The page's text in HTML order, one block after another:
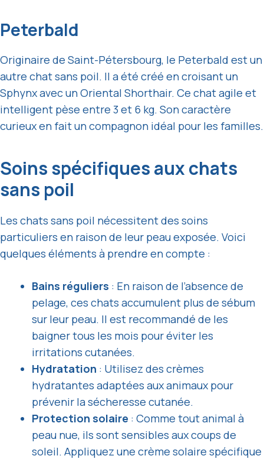
Peterbald
Originaire de Saint-Pétersbourg, le Peterbald est un
autre chat sans poil. Il a été créé en croisant un
Sphynx avec un Oriental Shorthair. Ce chat agile et
intelligent pèse entre 3 et 6 kg. Son caractère
curieux en fait un compagnon idéal pour les familles.
Soins spécifiques aux chats
sans poil
Les chats sans poil nécessitent des soins
particuliers en raison de leur peau exposée. Voici
quelques éléments à prendre en compte :
Bains réguliers : En raison de l’absence de
pelage, ces chats accumulent plus de sébum
sur leur peau. Il est recommandé de les
baigner tous les mois pour éviter les
irritations cutanées.
Hydratation : Utilisez des crèmes
hydratantes adaptées aux animaux pour
prévenir la sécheresse cutanée.
Protection solaire : Comme tout animal à
peau nue, ils sont sensibles aux coups de
soleil. Appliquez une crème solaire spécifique